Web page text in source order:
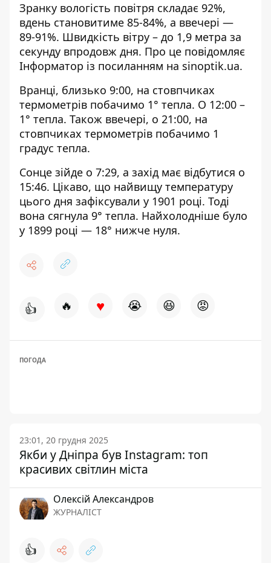
Зранку вологість повітря складає 92%,
вдень становитиме 85-84%, а ввечері —
89-91%. Швидкість вітру – до 1,9 метра за
секунду впродовж дня. Про це повідомляє
Інформатор із посиланням на sinoptik.ua.
Вранці, близько 9:00, на стовпчиках
термометрів побачимо 1° тепла. О 12:00 –
1° тепла. Також ввечері, о 21:00, на
стовпчиках термометрів побачимо 1
градус тепла.
Сонце зійде о 7:29, а захід має відбутися о
15:46. Цікаво, що найвищу температуру
цього дня зафіксували у 1901 році. Тоді
вона сягнула 9° тепла. Найхолодніше було
у 1899 році — 18° нижче нуля.
👍 🔥 ♥ 😭 😆 😡
ПОГОДА
23:01, 20 грудня 2025
Якби у Дніпра був Instagram: топ
красивих світлин міста
Олексій Александров
ЖУРНАЛІСТ
👍